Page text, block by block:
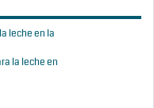
leche en la